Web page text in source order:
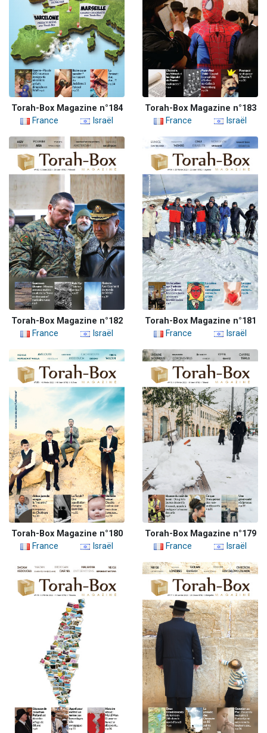
Torah-Box Magazine n°184
France
Israël
Torah-Box Magazine n°183
France
Israël
Torah-Box Magazine n°182
France
Israël
Torah-Box Magazine n°181
France
Israël
Torah-Box Magazine n°180
France
Israël
Torah-Box Magazine n°179
France
Israël